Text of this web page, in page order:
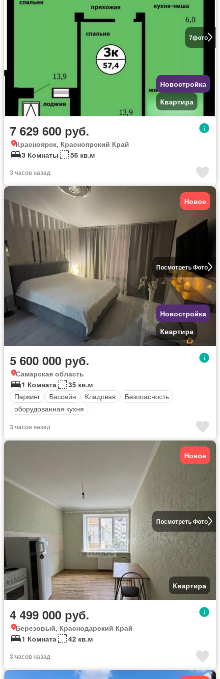
7фото
Новостройка
Квартира
7 629 600 руб.
Красноярск, Красноярский Край
3 Комнаты
56 кв.м
3 часов назад
Посмотреть Фото
Новое
Новостройка
Квартира
5 600 000 руб.
Самарская область
1 Комната
35 кв.м
Паркинг
Бассейн Кладовая
Безопасность
оборудованная кухня
3 часов назад
Посмотреть Фото
Новое
Квартира
4 499 000 руб.
Березовый, Краснодарский Край
1 Комната
42 кв.м
3 часов назад